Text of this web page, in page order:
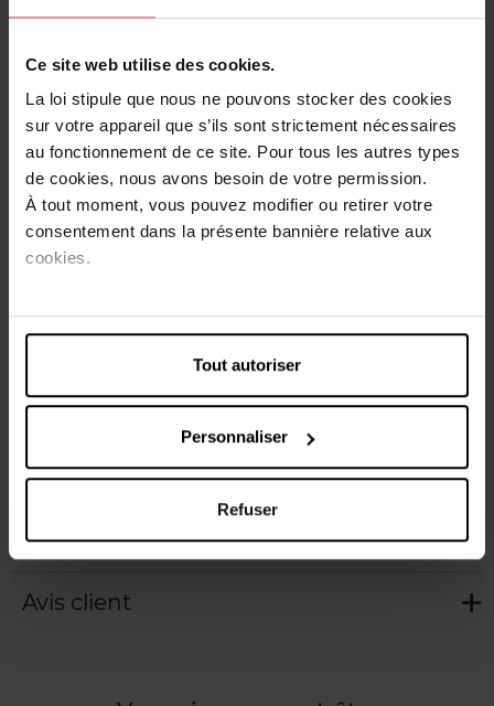
Ce site web utilise des cookies.
La loi stipule que nous ne pouvons stocker des cookies
sur votre appareil que s’ils sont strictement nécessaires
au fonctionnement de ce site. Pour tous les autres types
de cookies, nous avons besoin de votre permission.
À tout moment, vous pouvez modifier ou retirer votre
consentement dans la présente bannière relative aux
cookies.
Tout autoriser
Personnaliser
Refuser
extrait d'arnica bio.Appliquée en massages dès le début de
réduction des vergetures, en améliorant l'élasticité et la
tonicité de la peau. Les huiles essentielles pures de
lavande, rose sauvage et fleur d'oranger procurent un
parfum subtil et apaisant.
Conseils d'utilisation
trois mois après la naissance.
Faites pénétrer par effleurages circulaires deux
hanches, les fesses et les seins.
Caractéristiques
Avis client